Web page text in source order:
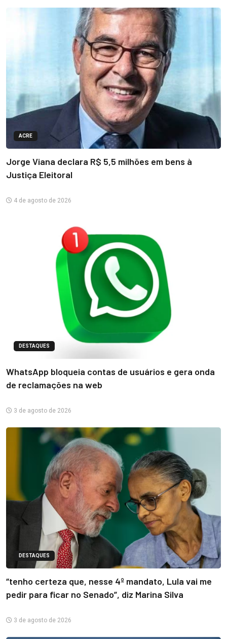
ACRE
Jorge Viana declara R$ 5,5 milhões em bens à
Justiça Eleitoral
4 de agosto de 2026
DESTAQUES
WhatsApp bloqueia contas de usuários e gera onda
de reclamações na web
3 de agosto de 2026
DESTAQUES
“tenho certeza que, nesse 4º mandato, Lula vai me
pedir para ficar no Senado”, diz Marina Silva
3 de agosto de 2026